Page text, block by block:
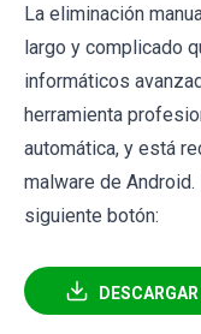
La eliminación
largo y complicado
informáticos
herramienta
automática, y está
malware de
siguiente botón: